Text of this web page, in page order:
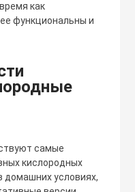
как
функциональны и
самые
кислородных
домашних условиях,